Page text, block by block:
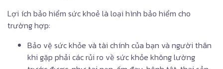
Lợi ích bảo hiểm sức khoẻ là loại hình bảo hiểm cho
trường hợp:
Bảo vệ sức khỏe và tài chính của bạn và người thân
khi gặp phải các rủi ro về sức khỏe không lường